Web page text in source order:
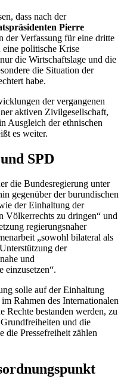
dass nach der
Pierre
der Verfassung für eine dritte
politische Krise
die Wirtschaftslage und die
die Situation der
habe.
der vergangenen
aktiven Zivilgesellschaft,
Ausgleich der ethnischen
es weiter.
SPD
die Bundesregierung unter
gegenüber der burundischen
der Einhaltung der
Völkerrechts zu dringen“ und
regierungsnaher
„sowohl bilateral als
der
und
einzusetzen“.
solle auf der Einhaltung
Rahmen des Internationalen
Rechte bestanden werden, zu
und die
die Pressefreiheit zählen